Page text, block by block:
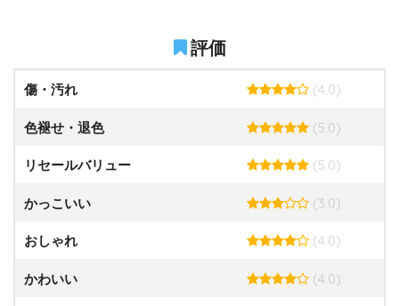
評価
傷・汚れ (4.0)
色褪せ・退色 (5.0)
リセールバリュー (5.0)
かっこいい (3.0)
おしゃれ (4.0)
かわいい (4.0)